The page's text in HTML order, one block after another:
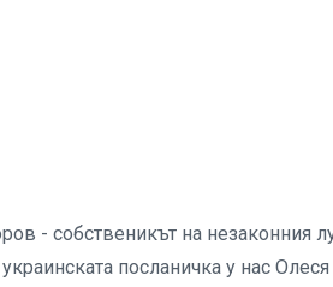
- собственикът на незаконния
посланичка у нас